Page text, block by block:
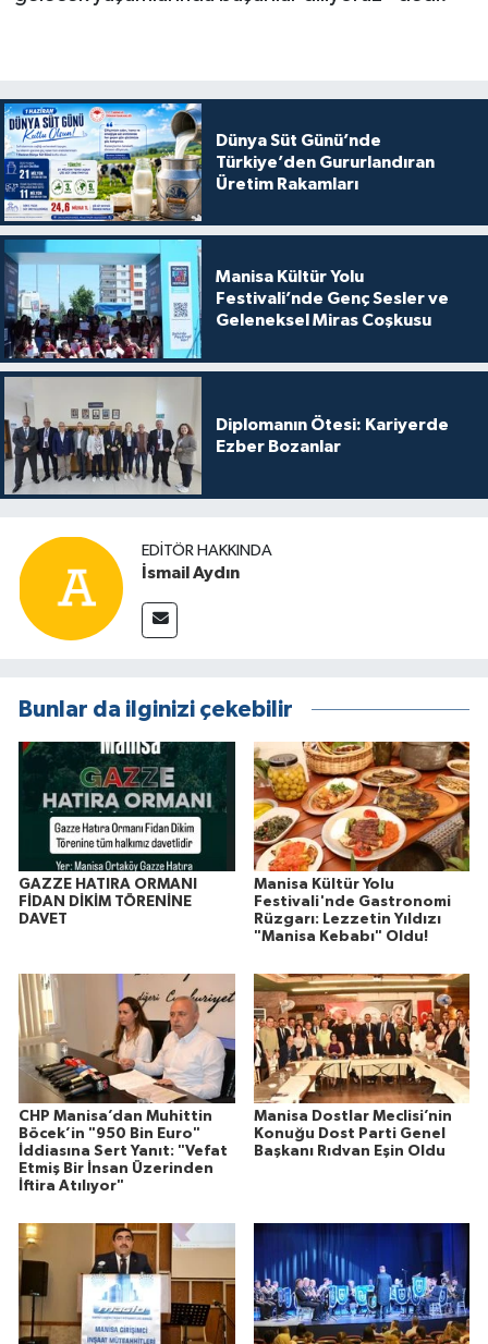
Dünya Süt Günü’nde
Türkiye’den Gururlandıran
Üretim Rakamları
Manisa Kültür Yolu
Festivali’nde Genç Sesler ve
Geleneksel Miras Coşkusu
Diplomanın Ötesi: Kariyerde
Ezber Bozanlar
EDITÖR HAKKINDA
İsmail Aydın
Bunlar da ilginizi çekebilir
GAZZE HATIRA ORMANI
FİDAN DİKİM TÖRENİNE
DAVET
Manisa Kültür Yolu
Festivali'nde Gastronomi
Rüzgarı: Lezzetin Yıldızı
"Manisa Kebabı" Oldu!
CHP Manisa’dan Muhittin
Böcek’in "950 Bin Euro"
İddiasına Sert Yanıt: "Vefat
Etmiş Bir İnsan Üzerinden
İftira Atılıyor"
Manisa Dostlar Meclisi’nin
Konuğu Dost Parti Genel
Başkanı Rıdvan Eşin Oldu